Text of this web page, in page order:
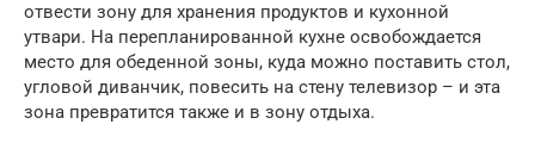
отвести зону для хранения продуктов и кухонной
утвари. На перепланированной кухне освобождается
место для обеденной зоны, куда можно поставить стол,
угловой диванчик, повесить на стену телевизор – и эта
зона превратится также и в зону отдыха.